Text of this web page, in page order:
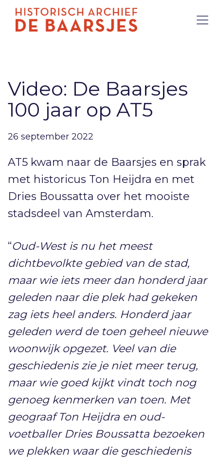
Video: De Baarsjes
100 jaar op AT5
26 september 2022
AT5 kwam naar de Baarsjes en sprak
met historicus Ton Heijdra en met
Dries Boussatta over het mooiste
stadsdeel van Amsterdam.
“Oud-West is nu het meest
dichtbevolkte gebied van de stad,
maar wie iets meer dan honderd jaar
geleden naar die plek had gekeken
zag iets heel anders. Honderd jaar
geleden werd de toen geheel nieuwe
woonwijk opgezet. Veel van die
geschiedenis zie je niet meer terug,
maar wie goed kijkt vindt toch nog
genoeg kenmerken van toen. Met
geograaf Ton Heijdra en oud-
voetballer Dries Boussatta bezoeken
we plekken waar die geschiedenis